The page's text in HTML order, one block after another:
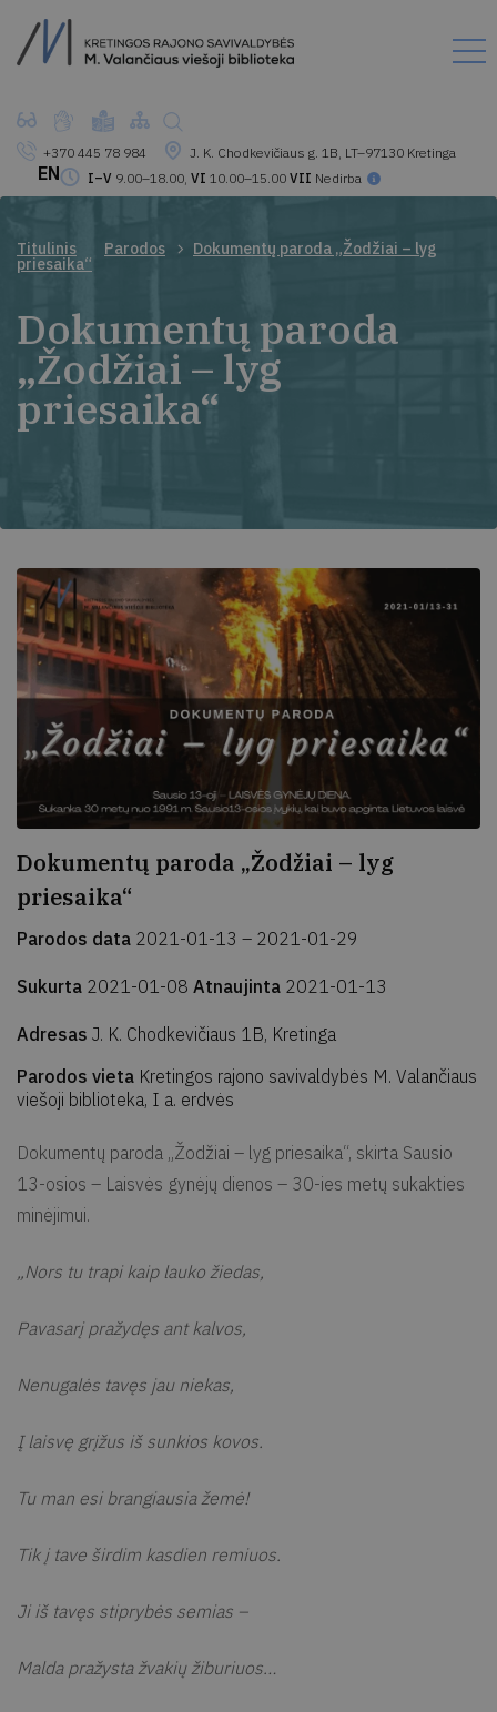
+370 445 78 984
J. K. Chodkevičiaus g. 1B, LT–97130 Kretinga
I–V 9.00–18.00, VI 10.00–15.00 VII Nedirba
EN
Titulinis Parodos Dokumentų paroda „Žodžiai – lyg
priesaika“
Dokumentų paroda
„Žodžiai – lyg
priesaika“
Dokumentų paroda „Žodžiai – lyg
priesaika“
Parodos data 2021-01-13 – 2021-01-29
Sukurta 2021-01-08 Atnaujinta 2021-01-13
Adresas J. K. Chodkevičiaus 1B, Kretinga
Parodos vieta Kretingos rajono savivaldybės M. Valančiaus
viešoji biblioteka, I a. erdvės
Dokumentų paroda „Žodžiai – lyg priesaika“, skirta Sausio
13-osios – Laisvės gynėjų dienos – 30-ies metų sukakties
minėjimui.
„Nors tu trapi kaip lauko žiedas,
Pavasarį pražydęs ant kalvos,
Nenugalės tavęs jau niekas,
Į laisvę grįžus iš sunkios kovos.
Tu man esi brangiausia žemė!
Tik į tave širdim kasdien remiuos.
Ji iš tavęs stiprybės semias –
Malda pražysta žvakių žiburiuos…